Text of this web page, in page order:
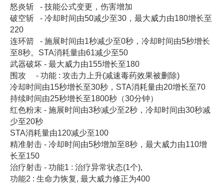
怒炎斩 - 技能公式变更，伤害增加
破空斩 - 冷却时间由50减少至30，最大威力由180增长至
220
连环箭 - 施展时间由1秒减少至0秒，冷却时间由5秒增长
至8秒。STA消耗量由61减少至50
武器破坏 - 最大威力由155增长至180
围攻 - 功能 : 攻击力上升(减速毒药效果被删除)
冷却时间由15秒增长至30秒，STA消耗量由20增长至70
持续时间由25秒增长至1800秒（30分钟）
红色粉末 - 施展时间由3秒减少至2秒，冷却时间由30秒减
少至20秒
STA消耗量由120减少至100
精准射击 - 冷却时间由5秒增加至8秒，最大威力由110增
长至150
治疗射击 - 功能1 : 治疗异常状态(1个),
功能2 : 生命力恢复, 最大威力修正为400